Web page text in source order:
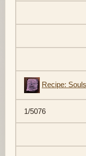
Recipe:
1/5076